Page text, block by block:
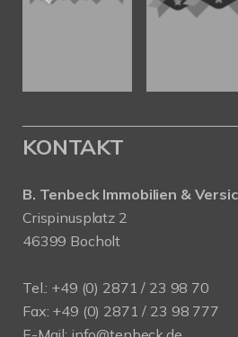
KONTAKT
B. Tenbeck Immobilien &
Crispinusplatz 2
46399 Bocholt
Tel.: +49 (0) 2871 / 23 98 70
Fax: +49 (0) 2871 / 23 98 777